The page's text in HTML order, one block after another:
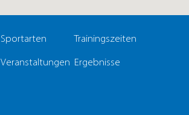
Sportarten Trainingszeiten
Veranstaltungen Ergebnisse